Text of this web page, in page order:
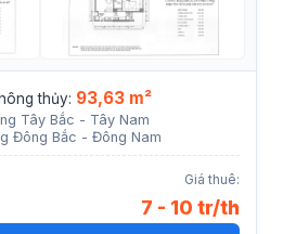
thủy: 93,63 m²
Tây Bắc - Tây Nam
Đông Bắc - Đông Nam
Giá thuê:
7 - 10 tr/th